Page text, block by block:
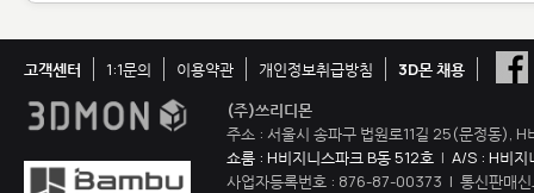
고객센터 1:1문의 이용약관 개인정보취급방침
3D몬 채용
(주)쓰리디몬
주소 : 서울시 송파구 법원로11길 25(문정동),
쇼룸 : H비지니스파크 B동 512호 | A/S : H비지
사업자등록번호 : 876-87-00373 | 통신판매